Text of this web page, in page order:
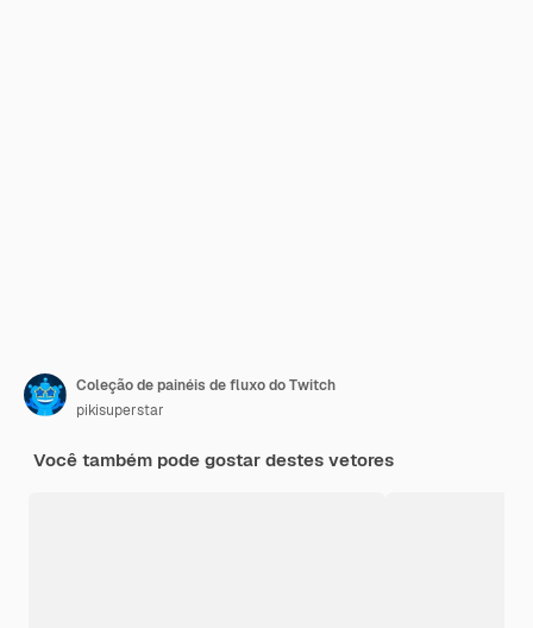
Coleção de painéis de fluxo do Twitch
pikisuperstar
Você também pode gostar destes vetores